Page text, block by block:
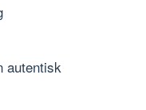
autentisk